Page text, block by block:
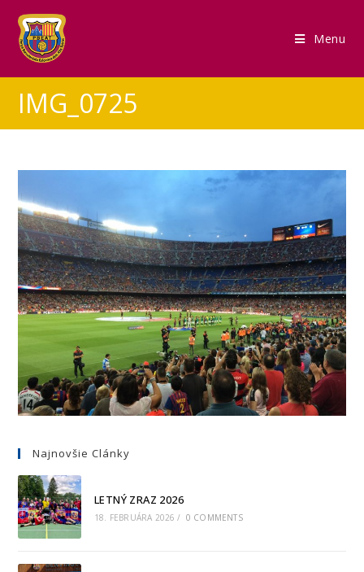
Menu
IMG_0725
Najnovšie Clánky
LETNÝ ZRAZ 2026
18. FEBRUÁRA 2026 / 0 COMMENTS